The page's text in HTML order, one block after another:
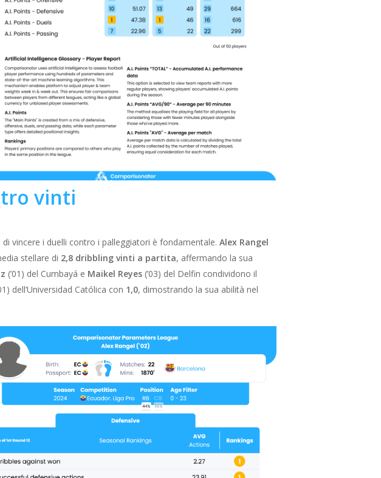
vinti
vincere i duelli contro i palleggiatori è fondamentale. Alex Rangel
stellare di 2,8 dribbling vinti a partita, affermando la sua
(’01) del Cumbayá e Maikel Reyes (’03) del Delfin condividono il
dell’Universidad Católica con 1,0, dimostrando la sua abilità nel